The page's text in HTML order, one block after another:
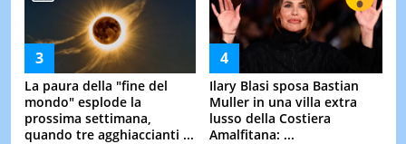
La paura della "fine del
mondo" esplode la
prossima settimana,
quando tre agghiaccianti ...
Ilary Blasi sposa Bastian
Muller in una villa extra
lusso della Costiera
Amalfitana: ...